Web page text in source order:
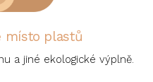
místo plastů
a jiné ekologické výplně.